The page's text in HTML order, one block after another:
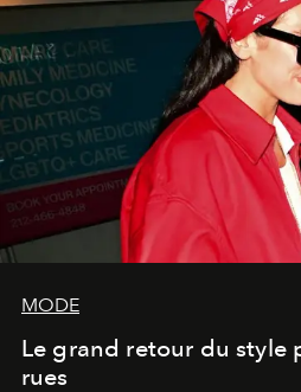
MODE
Le grand retour du style
rues